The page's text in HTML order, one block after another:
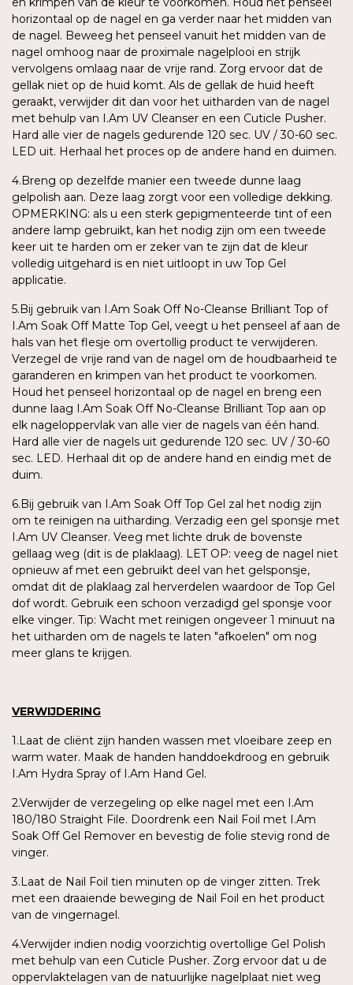
horizontaal op de nagel en ga verder naar het midden van
de nagel. Beweeg het penseel vanuit het midden van de
nagel omhoog naar de proximale nagelplooi en strijk
vervolgens omlaag naar de vrije rand. Zorg ervoor dat de
gellak niet op de huid komt. Als de gellak de huid heeft
geraakt, verwijder dit dan voor het uitharden van de nagel
met behulp van I.Am UV Cleanser en een Cuticle Pusher.
Hard alle vier de nagels gedurende 120 sec. UV / 30-60 sec.
LED uit. Herhaal het proces op de andere hand en duimen.
4.Breng op dezelfde manier een tweede dunne laag
gelpolish aan. Deze laag zorgt voor een volledige dekking.
OPMERKING: als u een sterk gepigmenteerde tint of een
andere lamp gebruikt, kan het nodig zijn om een tweede
keer uit te harden om er zeker van te zijn dat de kleur
volledig uitgehard is en niet uitloopt in uw Top Gel
applicatie.
5.Bij gebruik van I.Am Soak Off No-Cleanse Brilliant Top of
I.Am Soak Off Matte Top Gel, veegt u het penseel af aan de
hals van het flesje om overtollig product te verwijderen.
Verzegel de vrije rand van de nagel om de houdbaarheid te
garanderen en krimpen van het product te voorkomen.
Houd het penseel horizontaal op de nagel en breng een
dunne laag I.Am Soak Off No-Cleanse Brilliant Top aan op
elk nageloppervlak van alle vier de nagels van één hand.
Hard alle vier de nagels uit gedurende 120 sec. UV / 30-60
sec. LED. Herhaal dit op de andere hand en eindig met de
duim.
6.Bij gebruik van I.Am Soak Off Top Gel zal het nodig zijn
om te reinigen na uitharding. Verzadig een gel sponsje met
I.Am UV Cleanser. Veeg met lichte druk de bovenste
gellaag weg (dit is de plaklaag). LET OP: veeg de nagel niet
opnieuw af met een gebruikt deel van het gelsponsje,
omdat dit de plaklaag zal herverdelen waardoor de Top Gel
dof wordt. Gebruik een schoon verzadigd gel sponsje voor
elke vinger. Tip: Wacht met reinigen ongeveer 1 minuut na
het uitharden om de nagels te laten "afkoelen" om nog
meer glans te krijgen.
VERWIJDERING
1.Laat de cliënt zijn handen wassen met vloeibare zeep en
warm water. Maak de handen handdoekdroog en gebruik
I.Am Hydra Spray of I.Am Hand Gel.
2.Verwijder de verzegeling op elke nagel met een I.Am
180/180 Straight File. Doordrenk een Nail Foil met I.Am
Soak Off Gel Remover en bevestig de folie stevig rond de
vinger.
3.Laat de Nail Foil tien minuten op de vinger zitten. Trek
met een draaiende beweging de Nail Foil en het product
van de vingernagel.
4.Verwijder indien nodig voorzichtig overtollige Gel Polish
met behulp van een Cuticle Pusher. Zorg ervoor dat u de
oppervlaktelagen van de natuurlijke nagelplaat niet weg